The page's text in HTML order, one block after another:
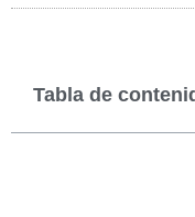
Tabla de